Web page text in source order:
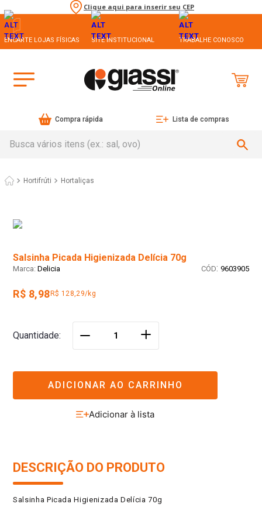
Clique aqui para inserir seu CEP
ENCARTE LOJAS FÍSICAS SITE INSTITUCIONAL TRABALHE CONOSCO
Compra rápida Lista de compras
Hortifrúti Hortaliças
Salsinha Picada Higienizada Delícia 70g
Delicia : 9603905
R$ 8,98 R$ 128,29/kg
Quantidade ＋
ADICIONAR AO CARRINHO
DESCRIÇÃO DO PRODUTO
Salsinha Picada Higienizada Delícia 70g